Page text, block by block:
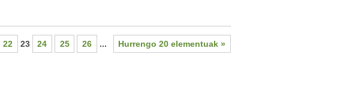
Hurrengo 20 elementuak »
22 23 24 25 26
...